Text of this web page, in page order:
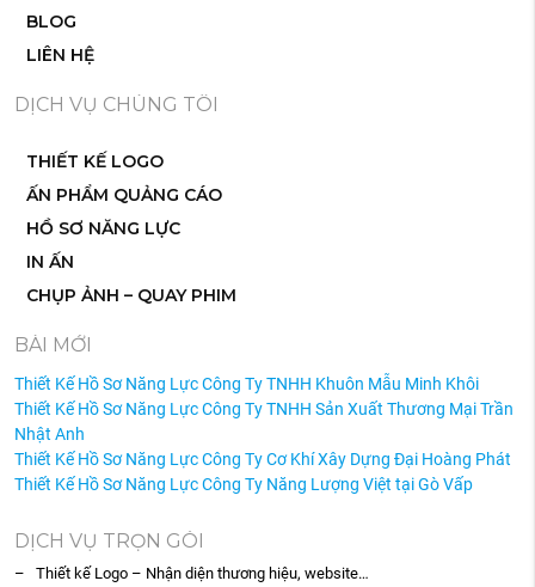
BLOG
LIÊN HỆ
DỊCH VỤ CHÚNG TÔI
THIẾT KẾ LOGO
ẤN PHẨM QUẢNG CÁO
HỒ SƠ NĂNG LỰC
IN ẤN
CHỤP ẢNH – QUAY PHIM
BÀI MỚI
Thiết Kế Hồ Sơ Năng Lực Công Ty TNHH Khuôn Mẫu Minh Khôi
Thiết Kế Hồ Sơ Năng Lực Công Ty TNHH Sản Xuất Thương Mại Trần
Nhật Anh
Thiết Kế Hồ Sơ Năng Lực Công Ty Cơ Khí Xây Dựng Đại Hoàng Phát
Thiết Kế Hồ Sơ Năng Lực Công Ty Năng Lượng Việt tại Gò Vấp
DỊCH VỤ TRỌN GÓI
– Thiết kế Logo – Nhận diện thương hiệu, website…